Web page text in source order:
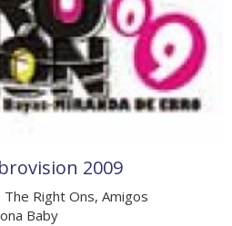
2009
Right Ons, Amigos
Baby